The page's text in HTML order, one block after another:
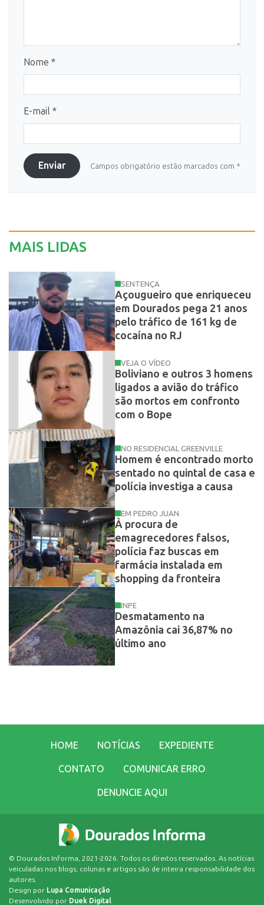
Nome *
E-mail *
Enviar Campos obrigatório estão marcados com *
MAIS LIDAS
SENTENÇA
Açougueiro que enriqueceu
em Dourados pega 21 anos
pelo tráfico de 161 kg de
cocaína no RJ
VEJA O VÍDEO
Boliviano e outros 3 homens
ligados a avião do tráfico
são mortos em confronto
com o Bope
NO RESIDENCIAL GREENVILLE
Homem é encontrado morto
sentado no quintal de casa e
polícia investiga a causa
EM PEDRO JUAN
À procura de
emagrecedores falsos,
polícia faz buscas em
farmácia instalada em
shopping da fronteira
INPE
Desmatamento na
Amazônia cai 36,87% no
último ano
HOME NOTÍCIAS EXPEDIENTE
CONTATO COMUNICAR ERRO
DENUNCIE AQUI
© Dourados Informa, 2021-2026. Todos os direitos reservados. As notícias
veiculadas nos blogs, colunas e artigos são de inteira responsabilidade dos
autores.
Design por Lupa Comunicação
Desenvolvido por Duek Digital